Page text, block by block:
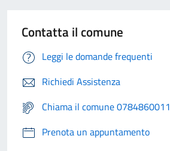
Contatta il comune
Leggi le domande frequenti
Richiedi Assistenza
Chiama il comune 0784860011
Prenota un appuntamento